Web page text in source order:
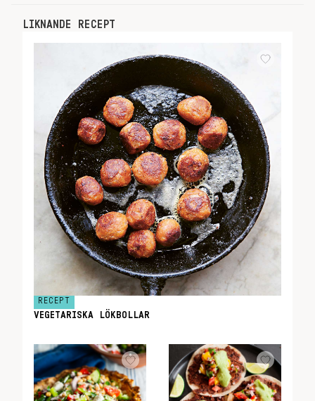
LIKNANDE RECEPT
RECEPT
VEGETARISKA LÖKBOLLAR